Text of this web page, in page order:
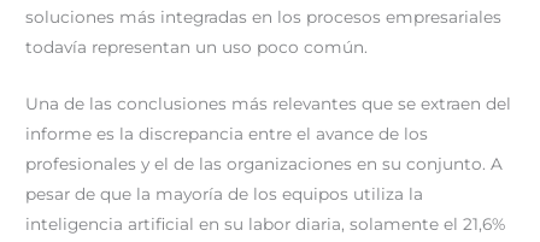
soluciones más integradas en los procesos empresariales
todavía representan un uso poco común.
Una de las conclusiones más relevantes que se extraen del
informe es la discrepancia entre el avance de los
profesionales y el de las organizaciones en su conjunto. A
pesar de que la mayoría de los equipos utiliza la
inteligencia artificial en su labor diaria, solamente el 21,6%